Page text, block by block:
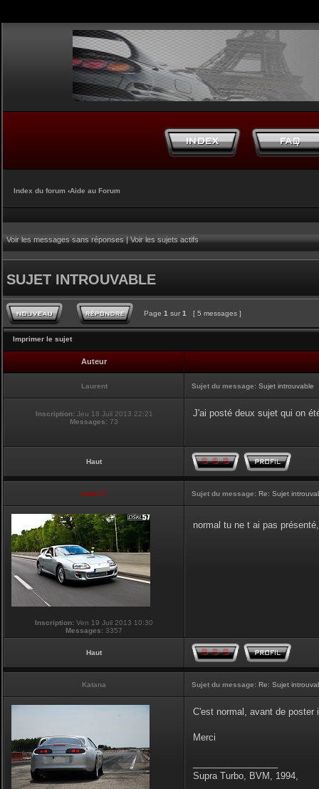
Index du forum ‹Aide au Forum
Voir les messages sans réponses|Voir les sujets actifs
SUJET INTROUVABLE
Page 1 sur 1 [ 5 messages ]
Imprimer le sujet
Auteur
Laurent Sujet du message: Sujet introuvable
Inscription: Jeu 18 Juil 2013 22:21
Messages: 73
J'ai posté deux sujet qui on
Haut
touti-17 Sujet du message: Re: Sujet
Inscription: Ven 19 Juil 2013 10:30
Messages: 3357
normal tu ne t ai pas
Haut
Katana Sujet du message: Re: Sujet
C'est normal, avant de
Merci
Supra Turbo, BVM, 1994,